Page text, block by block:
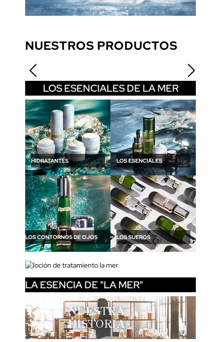
NUESTROS PRODUCTOS
LOS ESENCIALES DE LA MER
HIDRATANTES LOS ESENCIALES
LOS CONTORNOS DE OJOS LOS SUEROS
LA ESENCIA DE "LA MER"
NUESTRA
HISTORIA